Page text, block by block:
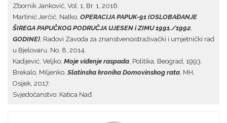
Zbornik Janković, Vol. 1, Br. 1, 2016.
Martinić Jerčić, Natko, OPERACIJA PAPUK-91 (OSLOBAĐANJE
ŠIREGA PAPUČKOG PODRUČJA UJESEN i ZIMU 1991./1992.
GODINE), Radovi Zavoda za znanstvenoistraživački i umjetnički rad
u Bjelovaru, No. 8, 2014.
Kadijević, Veljko, Moje viđenje raspada, Politika, Beograd, 1993.
Brekalo, Miljenko, Slatinska kronika Domovinskog rata, MH,
Osijek, 2017.
Svjedočanstvo: Katica Nađ